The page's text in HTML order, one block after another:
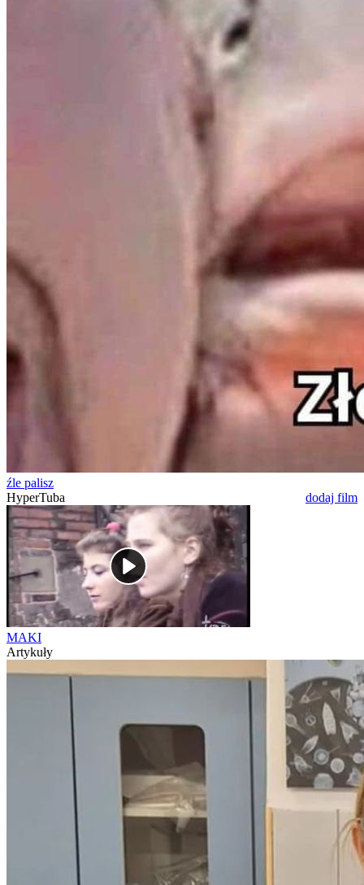
źle palisz
HyperTuba
dodaj film
MAKI
Artykuły